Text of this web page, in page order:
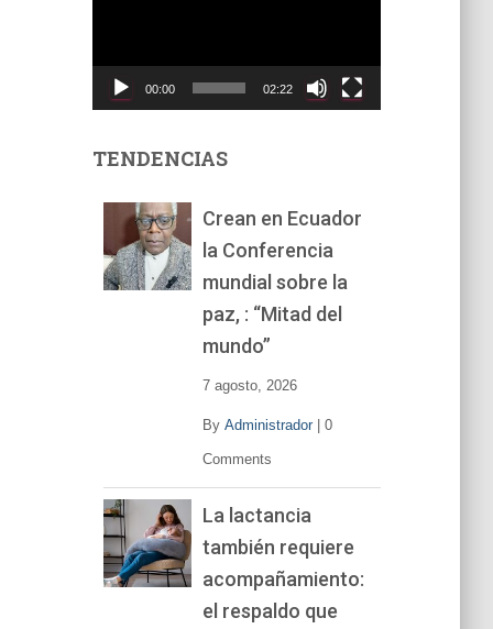
t
00:00 02:22
TENDENCIAS
Crean en Ecuador
la Conferencia
mundial sobre la
paz, : “Mitad del
mundo”
7 agosto, 2026
By Administrador| 0
Comments
La lactancia
también requiere
acompañamiento:
el respaldo que